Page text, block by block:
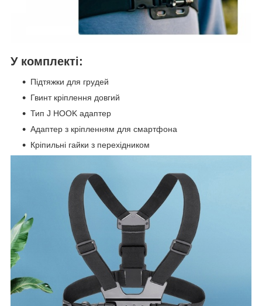
У комплекті:
Підтяжки для грудей
Гвинт кріплення довгий
Тип J HOOK адаптер
Адаптер з кріпленням для смартфона
Кріпильні гайки з перехідником